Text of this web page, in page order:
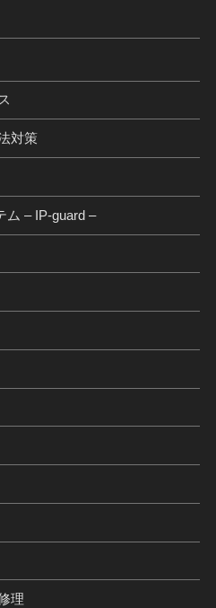
対策
ム – IP-guard –
理